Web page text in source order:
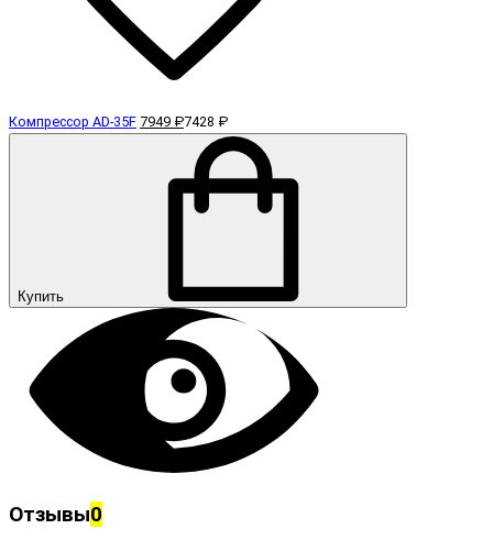
Компрессор AD-35F 7949 ₽7428 ₽
Купить
Отзывы0